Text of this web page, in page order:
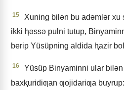
15
Xuning bilǝn bu adǝmlǝr
ikki ⱨǝssǝ pulni tutup,
berip Yüsüpning aldida ⱨazir
16
Yüsüp Binyaminni ular
baxⱪuridiƣan ƣojidariƣa